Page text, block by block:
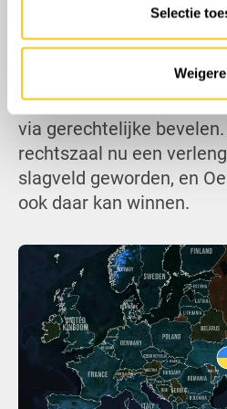
Selectie
Rusland letterlijk te laten
Rusland de komende
worden met een gestage
activa – niet via
via gerechtelijke
rechtszaal nu een
slagveld geworden, en
ook daar kan winnen.